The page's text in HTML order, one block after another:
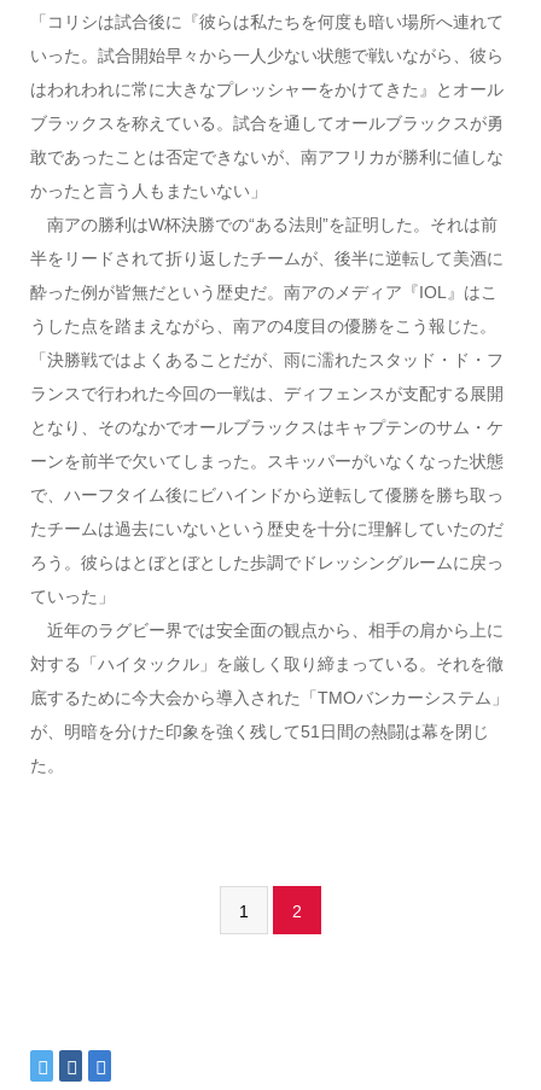
「コリシは試合後に『彼らは私たちを何度も暗い場所へ連れて
いった。試合開始早々から一人少ない状態で戦いながら、彼ら
はわれわれに常に大きなプレッシャーをかけてきた』とオール
ブラックスを称えている。試合を通してオールブラックスが勇
敢であったことは否定できないが、南アフリカが勝利に値しな
かったと言う人もまたいない」
南アの勝利はW杯決勝での“ある法則”を証明した。それは前
半をリードされて折り返したチームが、後半に逆転して美酒に
酔った例が皆無だという歴史だ。南アのメディア『IOL』はこ
うした点を踏まえながら、南アの4度目の優勝をこう報じた。
「決勝戦ではよくあることだが、雨に濡れたスタッド・ド・フ
ランスで行われた今回の一戦は、ディフェンスが支配する展開
となり、そのなかでオールブラックスはキャプテンのサム・ケ
ーンを前半で欠いてしまった。スキッパーがいなくなった状態
で、ハーフタイム後にビハインドから逆転して優勝を勝ち取っ
たチームは過去にいないという歴史を十分に理解していたのだ
ろう。彼らはとぼとぼとした歩調でドレッシングルームに戻っ
ていった」
近年のラグビー界では安全面の観点から、相手の肩から上に
対する「ハイタックル」を厳しく取り締まっている。それを徹
底するために今大会から導入された「TMOバンカーシステム」
が、明暗を分けた印象を強く残して51日間の熱闘は幕を閉じ
た。
1 2